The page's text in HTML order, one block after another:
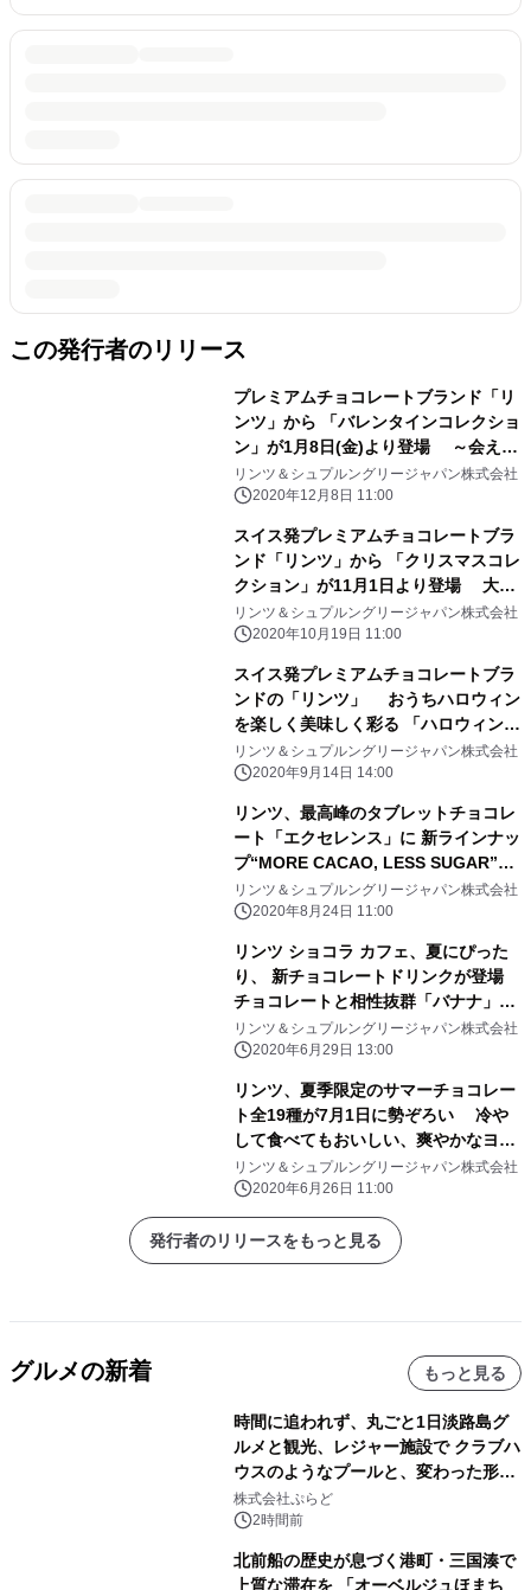
この発行者のリリース
プレミアムチョコレートブランド「リ
ンツ」から 「バレンタインコレクショ
ン」が1月8日(金)より登場 ～会えな
い今こそ想いを届ける、特別なバレン
タインに～
リンツ＆シュプルングリージャパン株式会社
2020年12月8日 11:00
スイス発プレミアムチョコレートブラ
ンド「リンツ」から 「クリスマスコレ
クション」が11月1日より登場 大切
な人へのギフト、1年頑張った自分へ
のご褒美にも
リンツ＆シュプルングリージャパン株式会社
2020年10月19日 11:00
スイス発プレミアムチョコレートブラ
ンドの「リンツ」 おうちハロウィン
を楽しく美味しく彩る 「ハロウィン
コレクション」 9月14日新発売
リンツ＆シュプルングリージャパン株式会社
2020年9月14日 14:00
リンツ、最高峰のタブレットチョコレ
ート「エクセレンス」に 新ラインナッ
プ“MORE CACAO, LESS SUGAR”の
「ハイカカオ ミルクチョコレート」9
月1日新発売
リンツ＆シュプルングリージャパン株式会社
2020年8月24日 11:00
リンツ ショコラ カフェ、夏にぴった
り、 新チョコレートドリンクが登場
チョコレートと相性抜群「バナナ」7
月1日新発売
リンツ＆シュプルングリージャパン株式会社
2020年6月29日 13:00
リンツ、夏季限定のサマーチョコレー
ト全19種が7月1日に勢ぞろい 冷や
して食べてもおいしい、爽やかなヨー
グルト風味の 「スリムタブレット」
「プラリネ」日本初登場
リンツ＆シュプルングリージャパン株式会社
2020年6月26日 11:00
発行者のリリースをもっと見る
グルメの新着 もっと見る
時間に追われず、丸ごと1日淡路島グ
ルメと観光、レジャー施設で クラブハ
ウスのようなプールと、変わった形の
サウナも 「THE BOXY AWAJI」のお
得な素泊まり連泊プランで
株式会社ぷらど
2時間前
北前船の歴史が息づく港町・三国湊で
上質な滞在を 「オーベルジュほまち